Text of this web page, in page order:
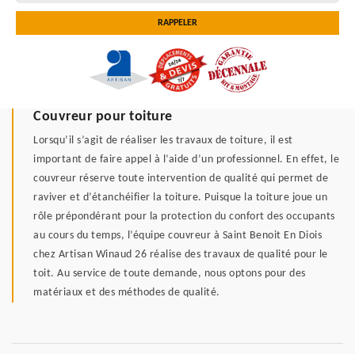
Couvreur pour toiture
Lorsqu’il s’agit de réaliser les travaux de toiture, il est
important de faire appel à l’aide d’un professionnel. En effet, le
couvreur réserve toute intervention de qualité qui permet de
raviver et d’étanchéifier la toiture. Puisque la toiture joue un
rôle prépondérant pour la protection du confort des occupants
au cours du temps, l’équipe couvreur à Saint Benoit En Diois
chez Artisan Winaud 26 réalise des travaux de qualité pour le
toit. Au service de toute demande, nous optons pour des
matériaux et des méthodes de qualité.